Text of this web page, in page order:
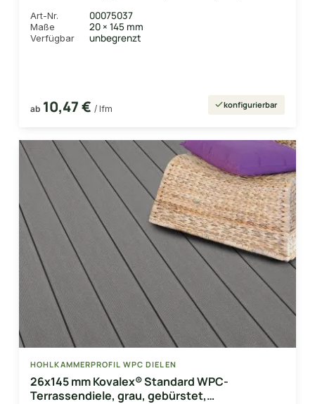
Art-Nr. 00075037
Maße 20 × 145 mm
Verfügbar unbegrenzt
ab 10,47 € / lfm konfigurierbar
HOHLKAMMERPROFIL WPC DIELEN
26x145 mm Kovalex® Standard WPC-
Terrassendiele, grau, gebürstet,